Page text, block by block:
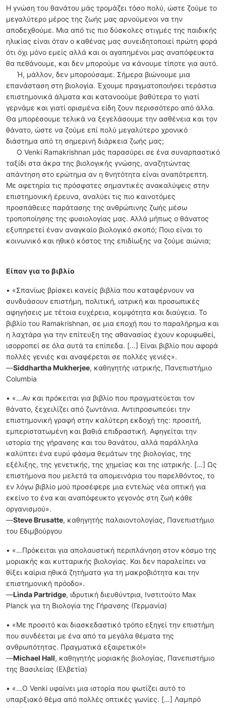
Η γνώση του θανάτου μάς τρομάζει τόσο πολύ, ώστε ζούμε το
μεγαλύτερο μέρος της ζωής μας αρνούμενοι να την
αποδεχθούμε. Μια από τις πιο δύσκολες στιγμές της παιδικής
ηλικίας είναι όταν ο καθένας μας συνειδητοποιεί πρώτη φορά
ότι όχι μόνο εμείς αλλά και οι αγαπημένοι μας αναπόφευκτα
θα πεθάνουμε, και δεν μπορούμε να κάνουμε τίποτε για αυτό.
Ή, μάλλον, δεν μπορούσαμε. Σήμερα βιώνουμε μια
επανάσταση στη βιολογία. Έχουμε πραγματοποιήσει τεράστια
επιστημονικά άλματα και κατανοούμε βαθύτερα το γιατί
γερνάμε και γιατί ορισμένα είδη ζουν περισσότερο από άλλα.
Θα μπορέσουμε τελικά να ξεγελάσουμε την ασθένεια και τον
θάνατο, ώστε να ζούμε επί πολύ μεγαλύτερο χρονικό
διάστημα από τη σημερινή διάρκεια ζωής μας;
Ο Venki Ramakrishnan μάς παρασύρει σε ένα συναρπαστικό
ταξίδι στα άκρα της βιολογικής γνώσης, αναζητώντας
απάντηση στο ερώτημα αν η θνητότητα είναι αναπότρεπτη.
Με αφετηρία τις πρόσφατες σημαντικές ανακαλύψεις στην
επιστημονική έρευνα, αναλύει τις πιο καινοτόμες
προσπάθειες παράτασης της ανθρώπινης ζωής μέσω
τροποποίησης της φυσιολογίας μας. Αλλά μήπως ο θάνατος
εξυπηρετεί έναν αναγκαίο βιολογικό σκοπό; Ποιο είναι το
κοινωνικό και ηθικό κόστος της επιδίωξης να ζούμε αιώνια;
Είπαν για το βιβλίο
• «Σπανίως βρίσκει κανείς βιβλία που καταφέρνουν να
συνδυάσουν επιστήμη, πολιτική, ιατρική και προσωπικές
αφηγήσεις με τέτοια ευχέρεια, κομψότητα και διαύγεια. Το
βιβλίο του Ramakrishnan, σε μια εποχή που το παραλήρημα και
η λαχτάρα για την επίτευξη της αθανασίας έχουν κορυφωθεί,
ισορροπεί σε όλα αυτά τα επίπεδα. […] Είναι βιβλίο που αφορά
πολλές γενιές και αναφέρεται σε πολλές γενιές».
—Siddhartha Mukherjee, καθηγητής ιατρικής, Πανεπιστήμιο
Columbia
• «…Αν και πρόκειται για βιβλίο που πραγματεύεται τον
θάνατο, ξεχειλίζει από ζωντάνια. Αντιπροσωπεύει την
επιστημονική γραφή στην καλύτερη εκδοχή της: προσιτή,
εμπεριστατωμένη και βαθιά επιδραστική. Αφηγείται την
ιστορία της γήρανσης και του θανάτου, αλλά παράλληλα
καλύπτει ένα ευρύ φάσμα θεμάτων της βιολογίας, της
εξέλιξης, της γενετικής, της χημείας και της ιατρικής. […] Ως
επιστήμονα που μελετά τα απομεινάρια του παρελθόντος, το
εν λόγω βιβλίο μού προσέφερε μια εντελώς νέα οπτική για
εκείνο το ένα και αναπόφευκτο γεγονός στη ζωή κάθε
οργανισμού».
—Steve Brusatte, καθηγητής παλαιοντολογίας, Πανεπιστήμιο
του Εδιμβούργου
• «…Πρόκειται για απολαυστική περιπλάνηση στον κόσμο της
μοριακής και κυτταρικής βιολογίας. Και δεν παραλείπει να
θίξει καίρια ηθικά ζητήματα για τη μακροβιότητα και την
επιστημονική πρόοδο».
—Linda Partridge, ιδρυτική διευθύντρια, Ινστιτούτο Max
Planck για τη Βιολογία της Γήρανσης (Γερμανία)
• «Με προσιτό και διασκεδαστικό τρόπο εξηγεί την επιστήμη
που συνδέεται με ένα από τα μεγάλα θέματα της
ανθρωπότητας. Πραγματικά εξαιρετικό!»
—Michael Hall, καθηγητής μοριακής βιολογίας, Πανεπιστήμιο
της Βασιλείας (Ελβετία)
• «…Ο Venki υφαίνει μια ιστορία που φωτίζει αυτό το
υπαρξιακό θέμα από πολλές οπτικές γωνίες. […] Λαμπρό